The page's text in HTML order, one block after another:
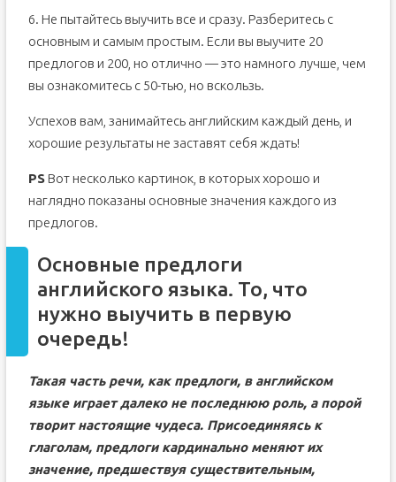
6. Не пытайтесь выучить все и сразу. Разберитесь с
основным и самым простым. Если вы выучите 20
предлогов и 200, но отлично — это намного лучше, чем
вы ознакомитесь с 50-тью, но вскользь.
Успехов вам, занимайтесь английским каждый день, и
хорошие результаты не заставят себя ждать!
PSВот несколько картинок, в которых хорошо и
наглядно показаны основные значения каждого из
предлогов.
Основные предлоги
английского языка. То, что
нужно выучить в первую
очередь!
Такая часть речи, как предлоги, в английском
языке играет далеко не последнюю роль, а порой
творит настоящие чудеса. Присоединяясь к
глаголам, предлоги кардинально меняют их
значение, предшествуя существительным,